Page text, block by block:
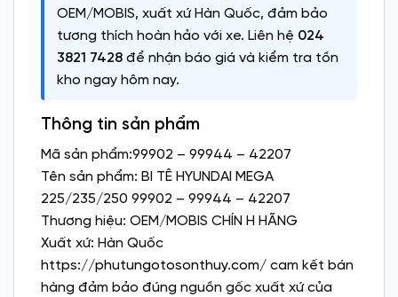
OEM/MOBIS, xuất xứ Hàn Quốc, đảm bảo
tương thích hoàn hảo với xe. Liên hệ 024
3821 7428 để nhận báo giá và kiểm tra tồn
kho ngay hôm nay.
Thông tin sản phẩm
Mã sản phẩm:99902 – 99944 – 42207
Tên sản phẩm: BI TÊ HYUNDAI MEGA
225/235/250 99902 – 99944 – 42207
Thương hiệu: OEM/MOBIS CHÍN H HÃNG
Xuất xứ: Hàn Quốc
https://phutungotosonthuy.com/ cam kết bán
hàng đảm bảo đúng nguồn gốc xuất xứ của